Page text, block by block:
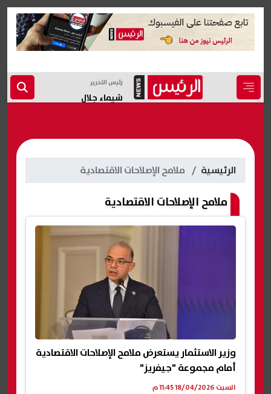
رئيس التحرير
شيماء جلال
الرئيسية ملامح الإصلاحات الاقتصادية
ملامح الإصلاحات الاقتصادية
وزير الاستثمار يستعرض ملامح الإصلاحات الاقتصادية
أمام مجموعة "جيفريز"
السبت 18/04/2026 11:45 م